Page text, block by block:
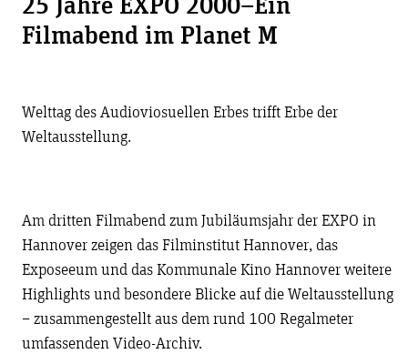
25 Jahre EXPO 2000–Ein
Filmabend im Planet M
Welttag des Audioviosuellen Erbes trifft Erbe der
Weltausstellung.
Am dritten Filmabend zum Jubiläumsjahr der EXPO in
Hannover zeigen das Filminstitut Hannover, das
Exposeeum und das Kommunale Kino Hannover weitere
Highlights und besondere Blicke auf die Weltausstellung
– zusammengestellt aus dem rund 100 Regalmeter
umfassenden Video-Archiv.